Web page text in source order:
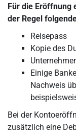
Für die Eröffnung
der Regel
Reisepass
Kopie des
Einige
Nachweis
Bei der
zusätzlich eine